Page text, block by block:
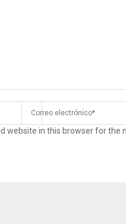
website in this browser for the